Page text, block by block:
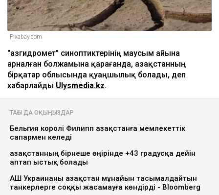
Pixabay.com
"Қазгидромет" синоптиктерінің маусым айына
арналған болжамына қарағанда, Қазақстанның
бірқатар облысында қуаңшылық болады, деп
хабарлайды Ulysmedia.kz.
ТАҒЫ ДА ОҚЫҢЫЗДАР
Бельгия королі Филипп Қазақстанға мемлекеттік
сапармен келеді
Қазақстанның бірнеше өңірінде +43 градусқа дейін
аптап ыстық болады
АҚШ Украинаны Қазақстан мұнайын тасымалдайтын
танкерлерге соққы жасамауға көндірді - Bloomberg